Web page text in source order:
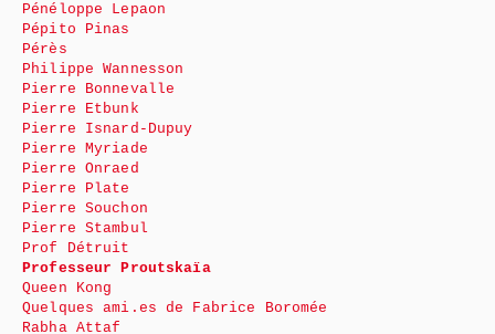
Pénéloppe Lepaon
Pépito Pinas
Pérès
Philippe Wannesson
Pierre Bonnevalle
Pierre Etbunk
Pierre Isnard-Dupuy
Pierre Myriade
Pierre Onraed
Pierre Plate
Pierre Souchon
Pierre Stambul
Prof Détruit
Professeur Proutskaïa
Queen Kong
Quelques ami.es de Fabrice Boromée
Rabha Attaf